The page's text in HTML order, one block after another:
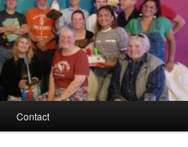
Contact